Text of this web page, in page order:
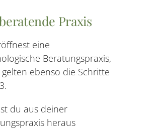
Praxis
eine
Beratungspraxis,
ebenso die Schritte
du aus deiner
heraus